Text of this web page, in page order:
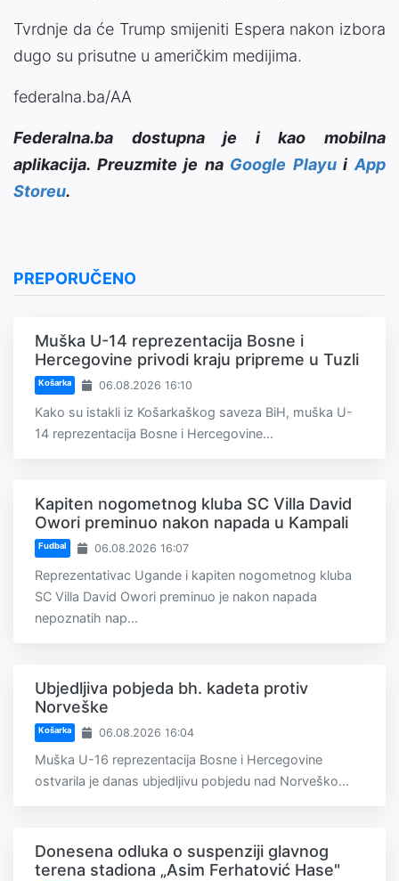
Tvrdnje da će Trump smijeniti Espera nakon izbora
dugo su prisutne u američkim medijima.
federalna.ba/AA
Federalna.ba dostupna je i kao mobilna
aplikacija. Preuzmite je na Google PlayuiApp
Storeu.
PREPORUČENO
Muška U-14 reprezentacija Bosne i
Hercegovine privodi kraju pripreme u Tuzli
Košarka 06.08.2026 16:10
Kako su istakli iz Košarkaškog saveza BiH, muška U-
14 reprezentacija Bosne i Hercegovine...
Kapiten nogometnog kluba SC Villa David
Owori preminuo nakon napada u Kampali
Fudbal 06.08.2026 16:07
Reprezentativac Ugande i kapiten nogometnog kluba
SC Villa David Owori preminuo je nakon napada
nepoznatih nap...
Ubjedljiva pobjeda bh. kadeta protiv
Norveške
Košarka 06.08.2026 16:04
Muška U-16 reprezentacija Bosne i Hercegovine
ostvarila je danas ubjedljivu pobjedu nad Norveško...
Donesena odluka o suspenziji glavnog
terena stadiona „Asim Ferhatović Hase"